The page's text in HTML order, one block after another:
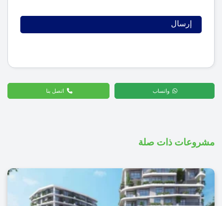
واتساب اتصل بنا
مشروعات ذات صلة